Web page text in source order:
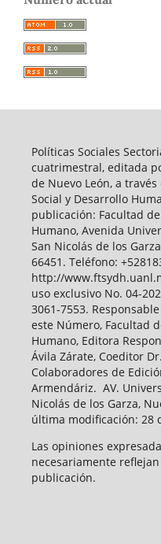
Políticas Sociales
cuatrimestral, editada
de Nuevo León, a
Social y Desarrollo
publicación: Facultad
Humano, Avenida
San Nicolás de los
66451. Teléfono:
http://
uso exclusivo No. 04-
3061-7553.
este Número, Facultad
Humano, Editora
Ávila Zárate, Coeditor
Colaboradores de
Armendáriz. AV.
Nicolás de los Garza,
última modificación: 28
Las opiniones
necesariamente
publicación.